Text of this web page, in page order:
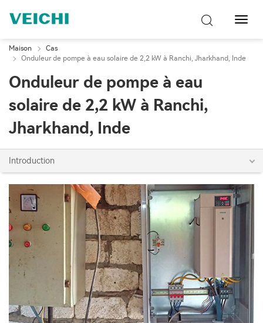
Maison
Cas
Onduleur de pompe à eau solaire de 2,2 kW à Ranchi, Jharkhand, Inde
Onduleur de pompe à eau
solaire de 2,2 kW à Ranchi,
Jharkhand, Inde
Introduction